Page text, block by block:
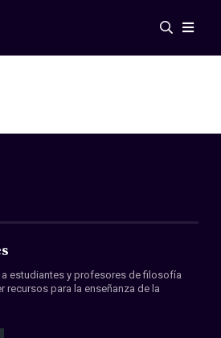
estudiantes y profesores de filosofía
recursos para la enseñanza de la